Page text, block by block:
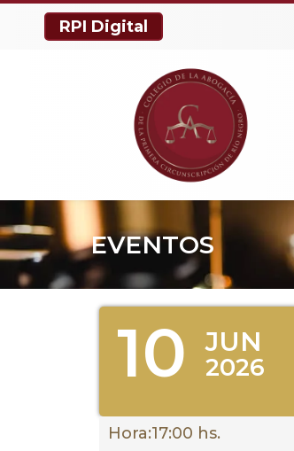
RPI Digital
EVENTOS
10 JUN
2026
Hora:17:00 hs.